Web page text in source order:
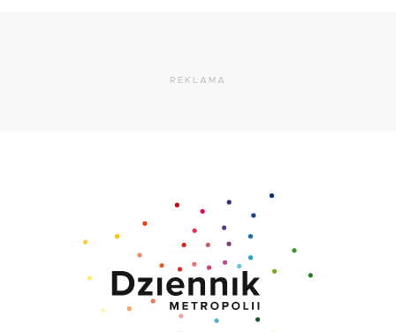
REKLAMA